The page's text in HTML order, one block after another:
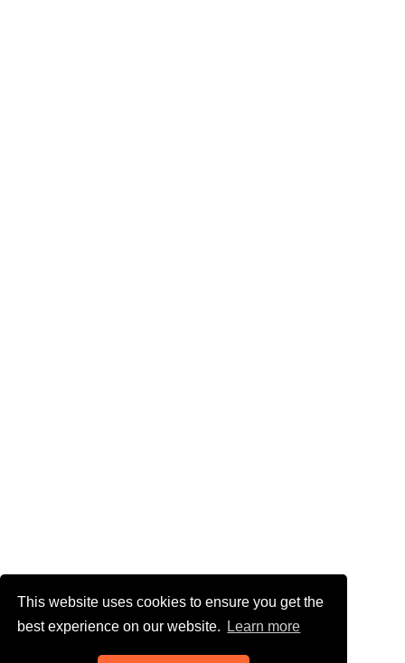
This website uses cookies to ensure you get the
best experience on our website.
Learn more